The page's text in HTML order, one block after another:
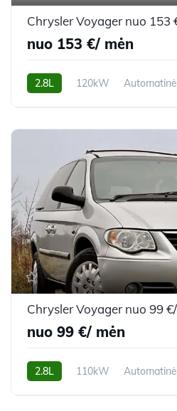
nuo 153 €/ mėn
2.8L 120kW Automatinė
nuo 99 €/ mėn
2.8L 110kW Automatinė